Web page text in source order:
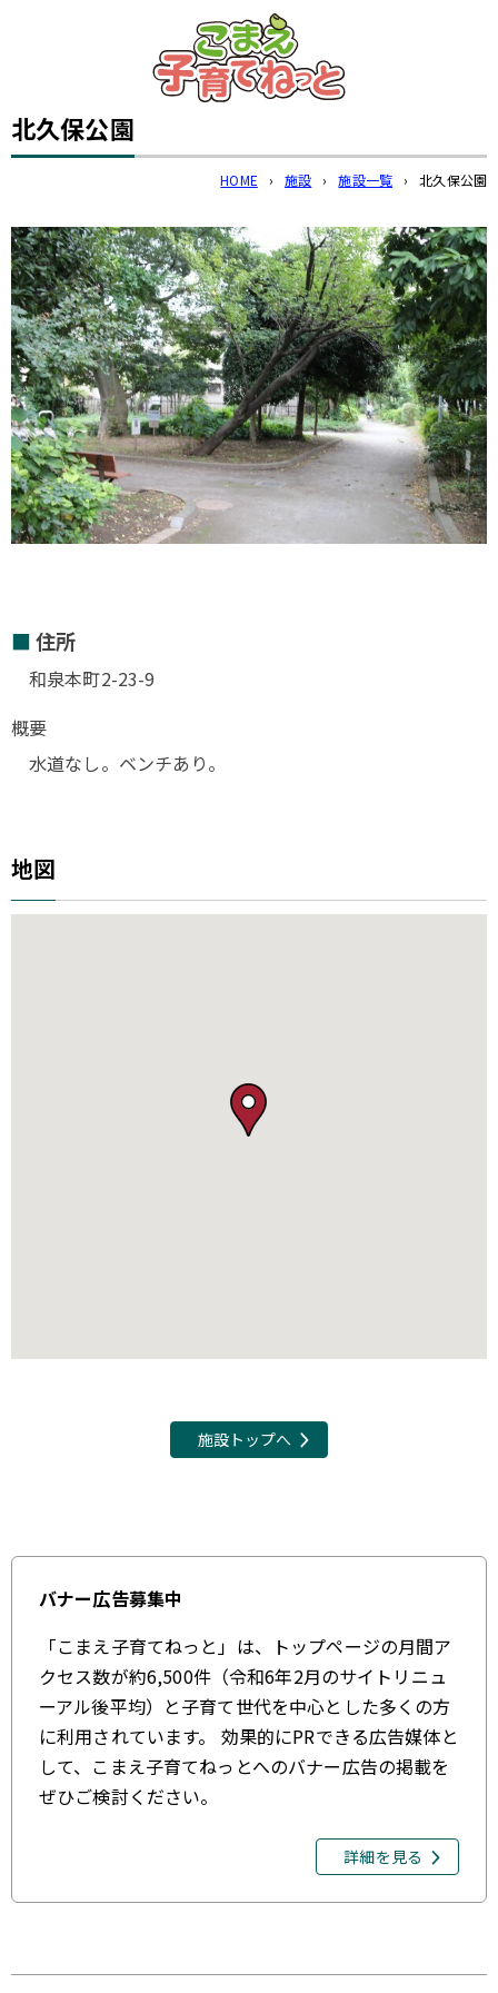
このページの本文へ
北久保公園
HOME › 施設 › 施設一覧 › 北久保公園
住所
和泉本町2-23-9
概要
水道なし。ベンチあり。
地図
施設トップへ
バナー広告募集中
「こまえ子育てねっと」は、トップページの月間ア
クセス数が約6,500件（令和6年2月のサイトリニュ
ーアル後平均）と子育て世代を中心とした多くの方
に利用されています。 効果的にPRできる広告媒体と
して、こまえ子育てねっとへのバナー広告の掲載を
ぜひご検討ください。
詳細を見る